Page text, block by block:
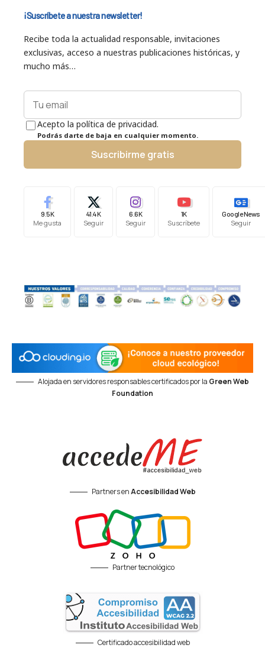
¡Suscríbete a nuestra newsletter!
Recibe toda la actualidad responsable, invitaciones
exclusivas, acceso a nuestras publicaciones históricas, y
mucho más…
Acepto la política de privacidad.
Podrás darte de baja en cualquier momento.
Suscribirme gratis
9.5K
Me gusta
41.4K
Seguir
6.6K
Seguir
1K
Suscríbete
Google News
Seguir
Alojada en servidores responsables certificados por la Green Web
Foundation
Partners enAccesibilidad Web
Partner tecnológico
Certificado accesibilidad web